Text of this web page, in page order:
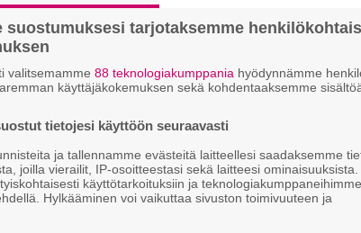
suostumuksesi tarjotaksemme
valitsemamme 88 teknologiakumppania hyödynnämme
käyttäjäkokemuksen sekä kohdentaaksemme
tietojesi käyttöön seuraavasti
ja tallennamme evästeitä laitteellesi saadaksemme
joilla vierailit, IP-osoitteestasi sekä laitteesi
käyttötarkoituksiin ja teknologiakumppaneihimme
Hylkääminen voi vaikuttaa sivuston toimivuuteen ja